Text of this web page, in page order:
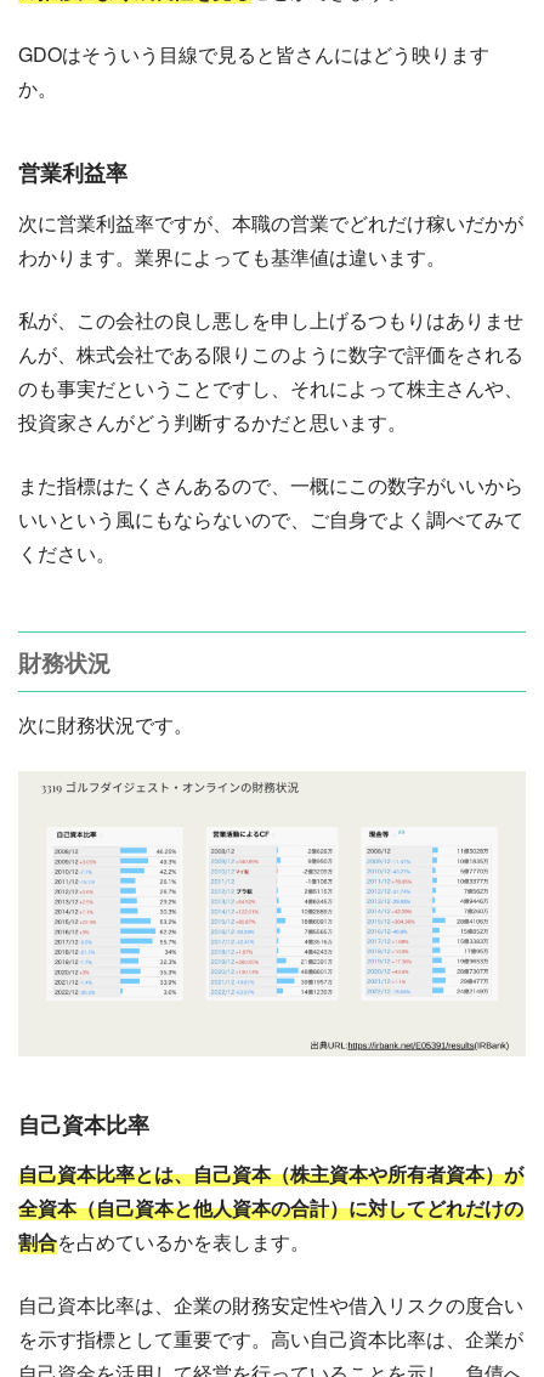
GDOはそういう目線で見ると皆さんにはどう映ります
か。
営業利益率
次に営業利益率ですが、本職の営業でどれだけ稼いだかが
わかります。業界によっても基準値は違います。
私が、この会社の良し悪しを申し上げるつもりはありませ
んが、株式会社である限りこのように数字で評価をされる
のも事実だということですし、それによって株主さんや、
投資家さんがどう判断するかだと思います。
また指標はたくさんあるので、一概にこの数字がいいから
いいという風にもならないので、ご自身でよく調べてみて
ください。
財務状況
次に財務状況です。
自己資本比率
自己資本比率とは、自己資本（株主資本や所有者資本）が
全資本（自己資本と他人資本の合計）に対してどれだけの
割合を占めているかを表します。
自己資本比率は、企業の財務安定性や借入リスクの度合い
を示す指標として重要です。高い自己資本比率は、企業が